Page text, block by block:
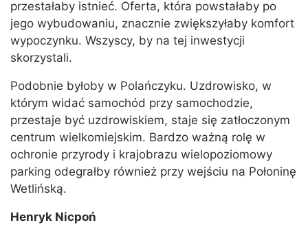
przestałaby istnieć. Oferta, która powstałaby po
jego wybudowaniu, znacznie zwiększyłaby komfort
wypoczynku. Wszyscy, by na tej inwestycji
skorzystali.
Podobnie byłoby w Polańczyku. Uzdrowisko, w
którym widać samochód przy samochodzie,
przestaje być uzdrowiskiem, staje się zatłoczonym
centrum wielkomiejskim. Bardzo ważną rolę w
ochronie przyrody i krajobrazu wielopoziomowy
parking odegrałby również przy wejściu na Połoninę
Wetlińską.
Henryk Nicpoń